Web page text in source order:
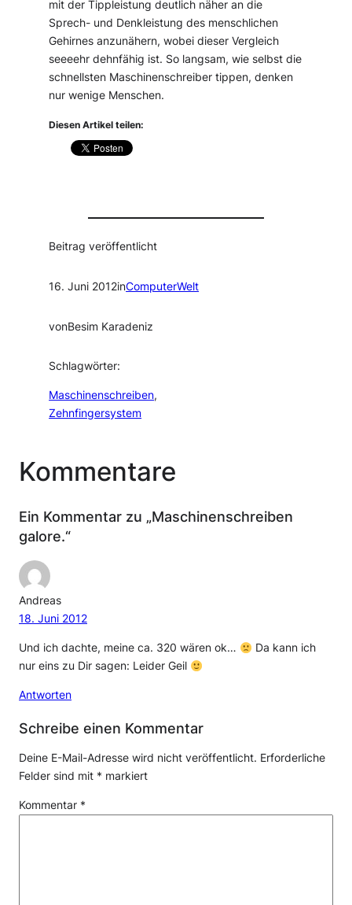
mit der Tippleistung deutlich näher an die
Sprech- und Denkleistung des menschlichen
Gehirnes anzunähern, wobei dieser Vergleich
seeeehr dehnfähig ist. So langsam, wie selbst die
schnellsten Maschinenschreiber tippen, denken
nur wenige Menschen.
Diesen Artikel teilen:
Beitrag veröffentlicht
16. Juni 2012inComputerWelt
vonBesim Karadeniz
Schlagwörter:
Maschinenschreiben
Zehnfingersystem
Kommentare
Ein Kommentar zu „Maschinenschreiben
galore.“
Andreas
18. Juni 2012
Und ich dachte, meine ca. 320 wären ok…
Da kann ich
nur eins zu Dir sagen: Leider Geil
Antworten
Schreibe einen Kommentar
Deine E-Mail-Adresse wird nicht veröffentlicht. Erforderliche
Felder sind mit * markiert
Kommentar *